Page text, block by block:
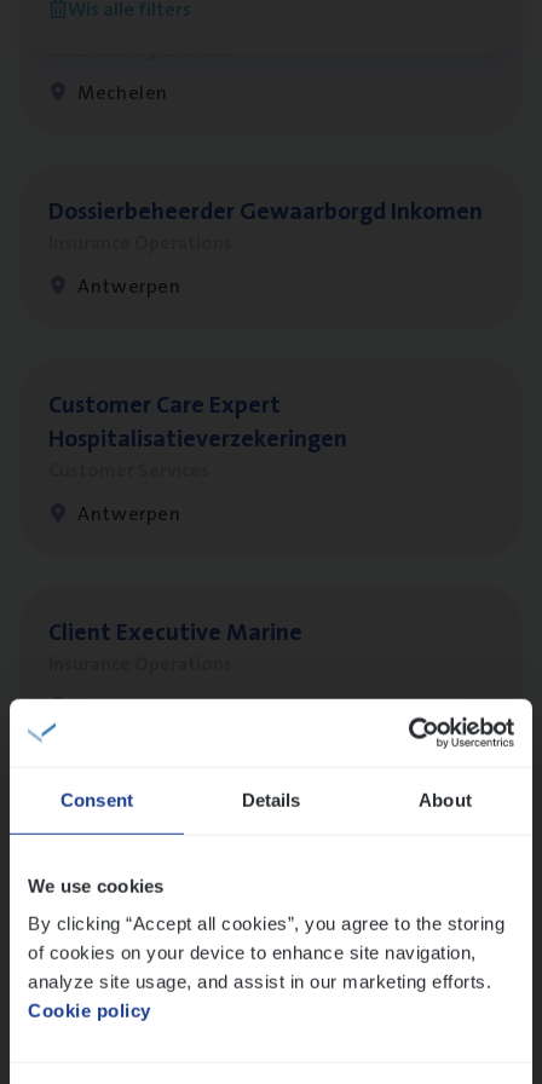
Consent Details About
We use cookies
By clicking “Accept all cookies”, you agree to the storing
of cookies on your device to enhance site navigation,
analyze site usage, and assist in our marketing efforts.
Cookie policy
Wis alle filters
re­da Huys­mans — Mechelen
Mechelen
Dos­sier­be­heer­der Gewaar­borgd Inkomen
Antwerpen
Cus­to­mer Care Expert
Hospitalisatieverzekeringen
Antwerpen
Client Exe­cu­ti­ve Marine
Antwerpen
Busi­ness Mana­ger Mari­ne Cargo
Antwerpen
Advisor/​Configuratie ana­lyst Part­ner in